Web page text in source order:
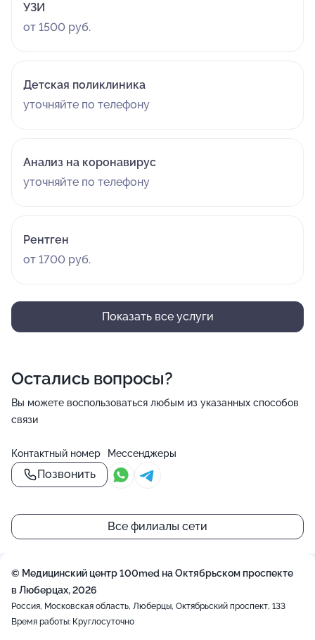
УЗИ
от 1500 руб.
Детская поликлиника
уточняйте по телефону
Анализ на коронавирус
уточняйте по телефону
Рентген
от 1700 руб.
Показать все услуги
Остались вопросы?
Вы можете воспользоваться любым из указанных способов
связи
Контактный номер
Позвонить
Мессенджеры
Все филиалы сети
© Медицинский центр 100med на Октябрьском проспекте
в Люберцах, 2026
Россия, Московская область, Люберцы, Октябрьский проспект, 133
Время работы: Круглосуточно